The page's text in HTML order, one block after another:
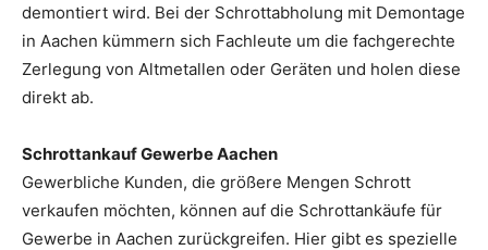
demontiert wird. Bei der Schrottabholung mit Demontage
in Aachen kümmern sich Fachleute um die fachgerechte
Zerlegung von Altmetallen oder Geräten und holen diese
direkt ab.
Schrottankauf Gewerbe Aachen
Gewerbliche Kunden, die größere Mengen Schrott
verkaufen möchten, können auf die Schrottankäufe für
Gewerbe in Aachen zurückgreifen. Hier gibt es spezielle